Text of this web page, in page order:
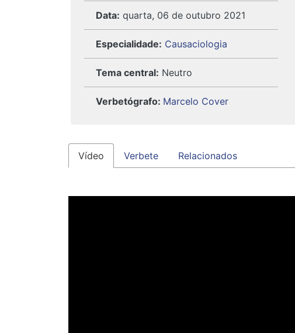
Data: quarta, 06 de outubro 2021
Especialidade: Causaciologia
Tema central: Neutro
Verbetógrafo: Marcelo Cover
Vídeo Verbete Relacionados